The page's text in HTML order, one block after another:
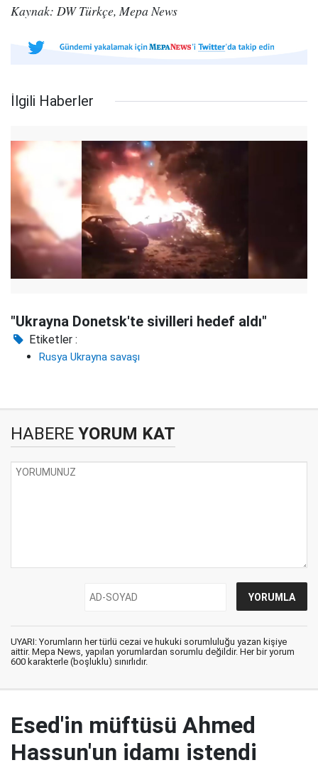
Kaynak: DW Türkçe, Mepa News
İlgili Haberler
"Ukrayna Donetsk'te sivilleri hedef aldı"
Etiketler :
Rusya Ukrayna savaşı
HABERE YORUM KAT
UYARI: Yorumların her türlü cezai ve hukuki sorumluluğu yazan kişiye
aittir. Mepa News, yapılan yorumlardan sorumlu değildir. Her bir yorum
600 karakterle (boşluklu) sınırlıdır.
Esed'in müftüsü Ahmed
Hassun'un idamı istendi